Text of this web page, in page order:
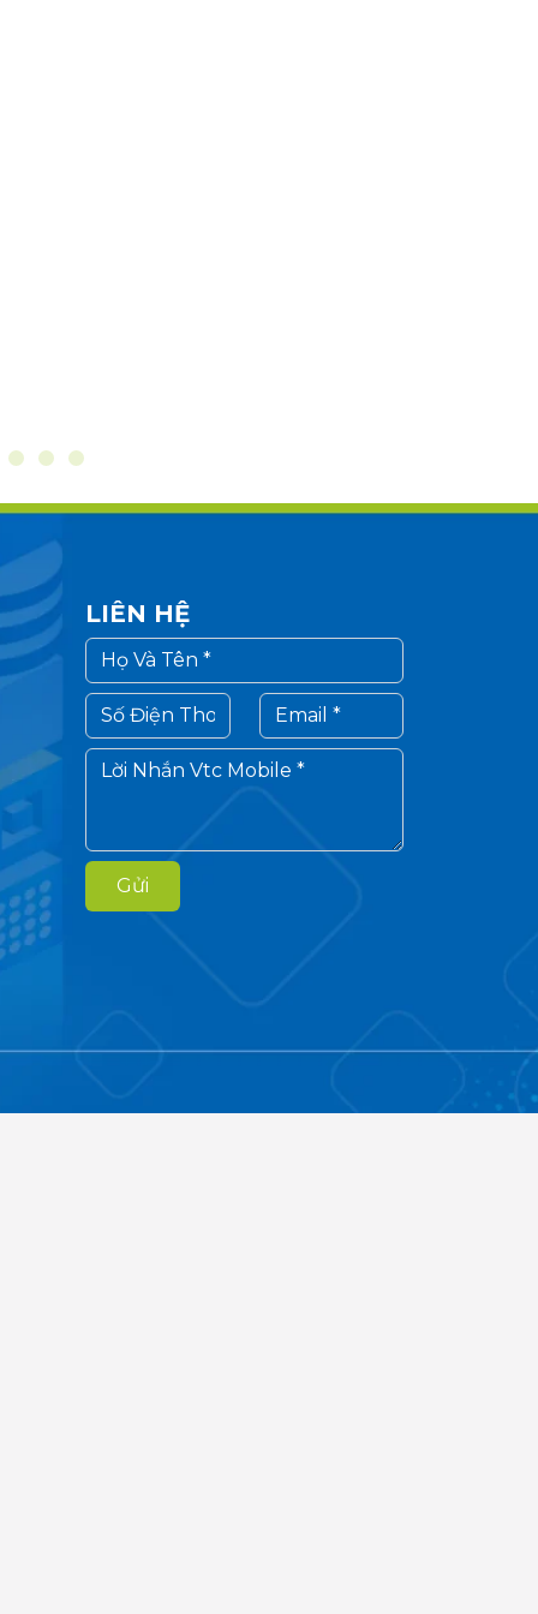
LIÊN HỆ
Gửi